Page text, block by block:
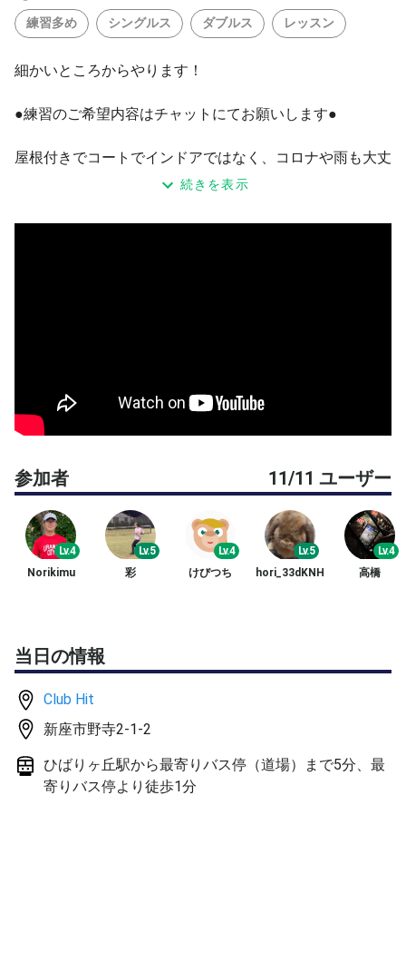
練習多め シングルス ダブルス レッスン
細かいところからやります！
●練習のご希望内容はチャットにてお願いします●
屋根付きでコートでインドアではなく、コロナや雨も大丈
夫！直射日光もなく日陰なので、熱中症にもなりにくいと
状況を見てラリーまで持っていければ
ればと思います。
【練習内容】
ラリーでアップ
○基礎練習
状況を見て
◆コーチ
全日本選手権男子シングルス出場
jop最高位シングルス66位
一般jop大会単復優勝
続きを表示
参加者 11/11 ユーザー
Lv.4
Norikimu
Lv.5
彩
Lv.4
けびつち
Lv.5
hori_33dKNH
Lv.4
高橋
当日の情報
Club Hit
新座市野寺2-1-2
ひばりヶ丘駅から最寄りバス停（道場）まで5分、最
寄りバス停より徒歩1分